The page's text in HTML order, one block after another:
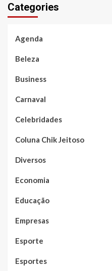
Categories
Agenda
Beleza
Business
Carnaval
Celebridades
Coluna Chik Jeitoso
Diversos
Economia
Educação
Empresas
Esporte
Esportes